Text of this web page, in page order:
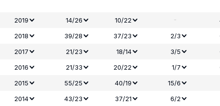
2019 14/26 10/22 -
2018
39/28 37/23 2/3
2017
21/23 18/14 3/5
2016
21/33 20/22 1/7
2015
55/25 40/19
15/6
2014
43/23 37/21
6/2